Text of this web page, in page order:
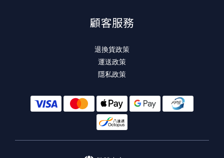
顧客服務
退換貨政策
運送政策
隱私政策